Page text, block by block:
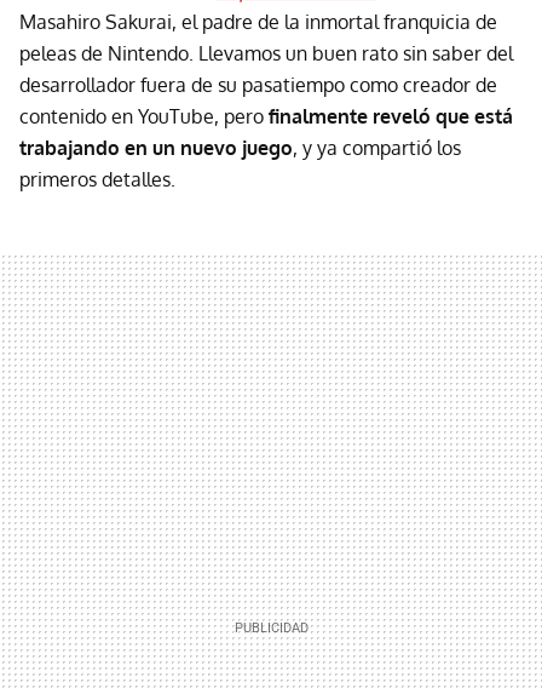
Masahiro Sakurai, el padre de la inmortal franquicia de
peleas de Nintendo. Llevamos un buen rato sin saber del
desarrollador fuera de su pasatiempo como creador de
contenido en YouTube, pero finalmente reveló que está
trabajando en un nuevo juego, y ya compartió los
primeros detalles.